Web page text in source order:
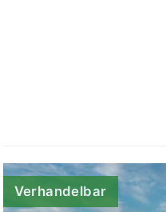
Verhandelbar